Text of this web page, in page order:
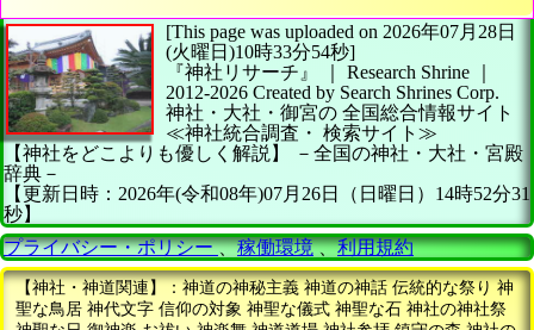
[This page was uploaded on 2026年07月28日
(火曜日)10時33分54秒]
『神社リサーチ』 ｜ Research Shrine
2012-2026 Created by Search Shrines Corp.
神社・大社・御宮の 全国総合情報サイト
≪神社統合調査・ 検索サイト≫
【神社をどこよりも優しく解説】
－全国の神社・大社・宮殿
辞典－
【更新日時：2026年(令和08年)07月26日（日曜日）14時52分31
秒】
プライバシー・ポリシー、稼働環境、利用規約
【神社・神道関連】：神道の神秘主義 神道の神話 伝統的な祭り 神
聖な鳥居 神代文字 信仰の対象 神聖な儀式 神聖な石 神社の神社祭